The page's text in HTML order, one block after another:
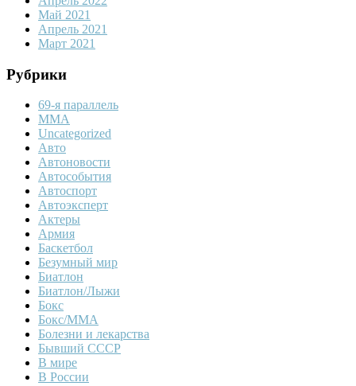
Май 2021
Апрель 2021
Март 2021
Рубрики
69-я параллель
MMA
Uncategorized
Авто
Автоновости
Автособытия
Автоспорт
Автоэксперт
Актеры
Армия
Баскетбол
Безумный мир
Биатлон
Биатлон/Лыжи
Бокс
Бокс/MMA
Болезни и лекарства
Бывший СССР
В мире
В России